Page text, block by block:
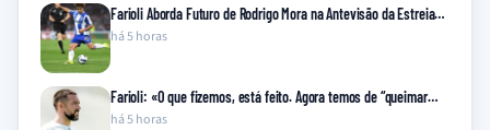
Farioli Aborda Futuro de Rodrigo Mora na Antevisão da Estreia…
há 5 horas
Farioli: «O que fizemos, está feito. Agora temos de “queimar…
há 5 horas